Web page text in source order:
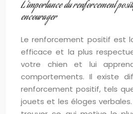
L’importance du renforcement
encourager
Le renforcement positif est
efficace et la plus
votre chien et lui
comportements. Il existe
renforcement positif, tels
jouets et les éloges